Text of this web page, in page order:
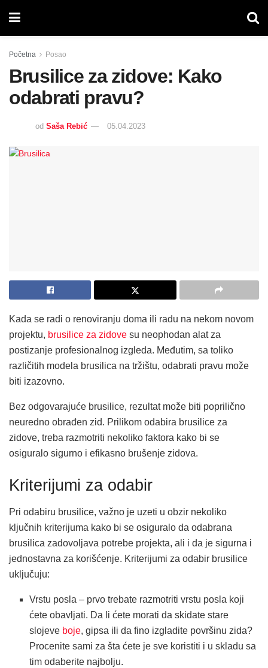
Početna Posao
Brusilice za zidove: Kako
odabrati pravu?
od Saša Rebić 05.04.2023
Kada se radi o renoviranju doma ili radu na nekom novom
projektu, brusilice za zidove su neophodan alat za
postizanje profesionalnog izgleda. Međutim, sa toliko
različitih modela brusilica na tržištu, odabrati pravu može
biti izazovno.
Bez odgovarajuće brusilice, rezultat može biti poprilično
neuredno obrađen zid. Prilikom odabira brusilice za
zidove, treba razmotriti nekoliko faktora kako bi se
osiguralo sigurno i efikasno brušenje zidova.
Kriterijumi za odabir
Pri odabiru brusilice, važno je uzeti u obzir nekoliko
ključnih kriterijuma kako bi se osiguralo da odabrana
brusilica zadovoljava potrebe projekta, ali i da je sigurna i
jednostavna za korišćenje. Kriterijumi za odabir brusilice
uključuju:
Vrstu posla – prvo trebate razmotriti vrstu posla koji
ćete obavljati. Da li ćete morati da skidate stare
slojeve boje, gipsa ili da fino izgladite površinu zida?
Procenite sami za šta ćete je sve koristiti i u skladu sa
tim odaberite najbolju.